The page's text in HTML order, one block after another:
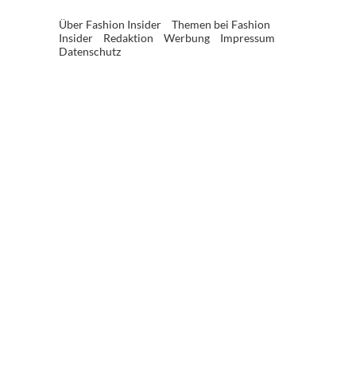
Über Fashion Insider
Themen bei Fashion
Insider
Redaktion Werbung
Impressum
Datenschutz